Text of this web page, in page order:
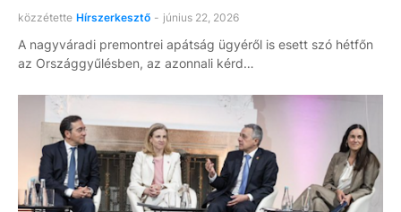
közzétette Hírszerkesztő - június 22, 2026
A nagyváradi premontrei apátság ügyéről is esett szó hétfőn
az Országgyűlésben, az azonnali kérd…